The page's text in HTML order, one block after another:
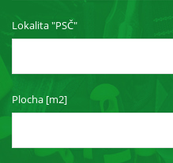
Lokalita "PSČ"
Plocha [m2]